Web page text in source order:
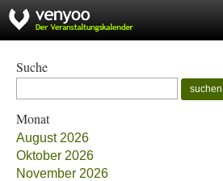
Suche
suchen
Monat
August 2026
Oktober 2026
November 2026